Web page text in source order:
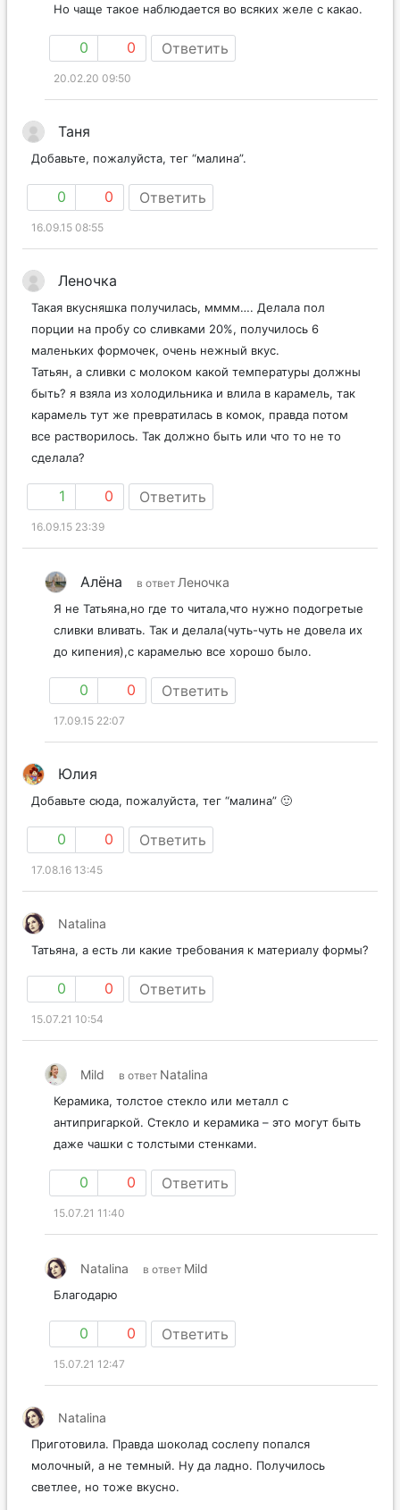
Но чаще такое наблюдается во всяких желе с какао.
0 0 Ответить
20.02.20 09:50
Таня
Добавьте, пожалуйста, тег “малина”.
0 0 Ответить
16.09.15 08:55
Леночка
Такая вкусняшка получилась, мммм…. Делала пол
порции на пробу со сливками 20%, получилось 6
маленьких формочек, очень нежный вкус.
Татьян, а сливки с молоком какой температуры должны
быть? я взяла из холодильника и влила в карамель, так
карамель тут же превратилась в комок, правда потом
все растворилось. Так должно быть или что то не то
сделала?
1 0 Ответить
16.09.15 23:39
Алёна в ответ Леночка
Я не Татьяна,но где то читала,что нужно подогретые
сливки вливать. Так и делала(чуть-чуть не довела их
до кипения),с карамелью все хорошо было.
0 0 Ответить
17.09.15 22:07
Юлия
Добавьте сюда, пожалуйста, тег “малина” 🙂
0 0 Ответить
17.08.16 13:45
Natalina
Татьяна, а есть ли какие требования к материалу формы?
0 0 Ответить
15.07.21 10:54
Mild в ответ Natalina
Керамика, толстое стекло или металл с
антипригаркой. Стекло и керамика – это могут быть
даже чашки с толстыми стенками.
0 0 Ответить
15.07.21 11:40
Natalina в ответ Mild
Благодарю
0 0 Ответить
15.07.21 12:47
Natalina
Приготовила. Правда шоколад сослепу попался
молочный, а не темный. Ну да ладно. Получилось
светлее, но тоже вкусно.